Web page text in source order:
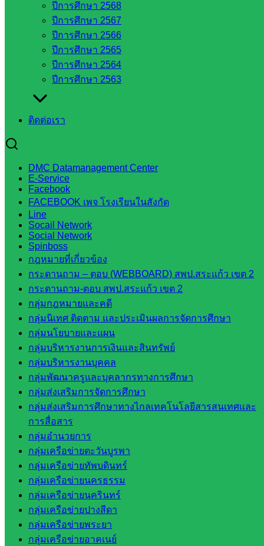
ปีการศึกษา 2568
ปีการศึกษา 2567
ปีการศึกษา 2566
ปีการศึกษา 2565
ปีการศึกษา 2564
ปีการศึกษา 2563
ติดต่อเรา
DMC Datamanagement Center
E-Service
Facebook
FACEBOOK เพจ โรงเรียนในสังกัด
Line
Socail Network
Social Network
Spinboss
กฎหมายที่เกี่ยวข้อง
กระดานถาม – ตอบ (WEBBOARD) สพป.สระแก้ว เขต 2
กระดานถาม-ตอบ สพป.สระแก้ว เขต 2
กลุ่มกฎหมายและคดี
กลุ่มนิเทศ ติดตาม และประเมินผลการจัดการศึกษา
กลุ่มนโยบายและแผน
กลุ่มบริหารงานการเงินและสินทรัพย์
กลุ่มบริหารงานบุคคล
กลุ่มพัฒนาครูและบุคลากรทางการศึกษา
กลุ่มส่งเสริมการจัดการศึกษา
กลุ่มส่งเสริมการศึกษาทางไกลเทคโนโลยีสารสนเทศและ
การสื่อสาร
กลุ่มอำนวยการ
กลุ่มเครือข่ายตะวันบูรพา
กลุ่มเครือข่ายทัพบดินทร์
กลุ่มเครือข่ายนครธรรม
กลุ่มเครือข่ายนครินทร์
กลุ่มเครือข่ายปางสีดา
กลุ่มเครือข่ายพระยา
กลุ่มเครือข่ายอาคเนย์
การศึกษา
ขั้นพื้น
ฐาน
รายชื่อ
มหาวิทยาลัย
ประเทศไทย
สำนักต่าง
เว็บไซต์
สพม. ใน
สังกัด
สพฐ.
เว็บไซต์
สพป. ใน
สังกัด
สพฐ.
กรมบัญชี
กลาง
สำนักงาน
ส.ก.ส.ค
หน่วยงาน
ในจังหวัด
สระแก้ว
จังหวัด
สระแก้ว
องค์การ
บริหาร
ส่วน
จังหวัด
สระแก้ว
ศึกษาธิการ